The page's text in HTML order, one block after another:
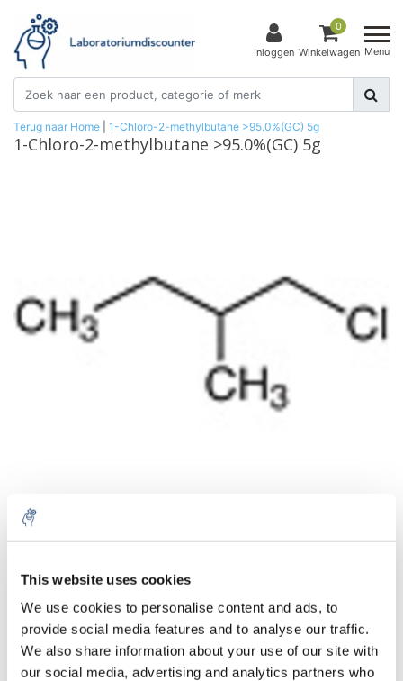
This website uses cookies
We use cookies to personalise content and ads, to
provide social media features and to analyse our traffic.
We also share information about your use of our site with
our social media, advertising and analytics partners who
Inloggen
0
Winkelwagen Menu
Terug naar Home 1-Chloro-2-methylbutane >95.0%(GC) 5g
1-Chloro-2-methylbutane >95.0%(GC) 5g
1 Stuk Excl. btw
€68,45
Incl. btw
Toevoegen aan winkelwagen